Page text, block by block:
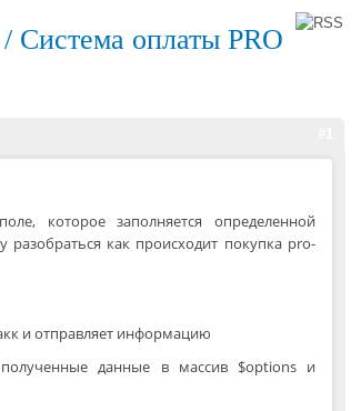
/ Система оплаты PRO
которое заполняется определенной
как происходит покупка pro-
и отправляет информацию
данные в массив $options и